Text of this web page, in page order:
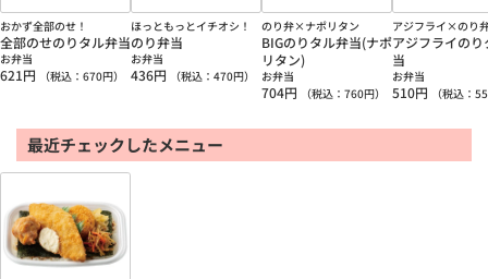
おかず全部のせ！
全部のせのりタル弁当
お弁当
621円 （税込： 670円）
ほっともっとイチオシ！
のり弁当
お弁当
436円 （税込： 470円）
のり弁×ナポリタン
BIGのりタル弁当(ナポ
リタン)
お弁当
704円 （税込： 760円）
アジフライ×のり
アジフライのり
当
お弁当
510円 （税込：
最近チェックしたメニュー